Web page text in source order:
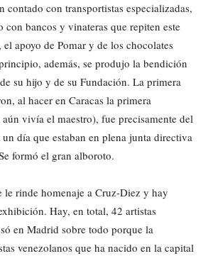
contado con transportistas especializadas,
con bancos y vinateras que repiten este
apoyo de Pomar y de los chocolates
además, se produjo la bendición
su hijo y de su Fundación. La primera
al hacer en Caracas la primera
vivía el maestro), fue precisamente del
día que estaban en plena junta directiva
formó el gran alboroto.
le rinde homenaje a Cruz-Diez y hay
Hay, en total, 42 artistas
en Madrid sobre todo porque la
venezolanos que ha nacido en la capital